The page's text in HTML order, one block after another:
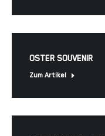
OSTER SOUVENIR
Zum Artikel